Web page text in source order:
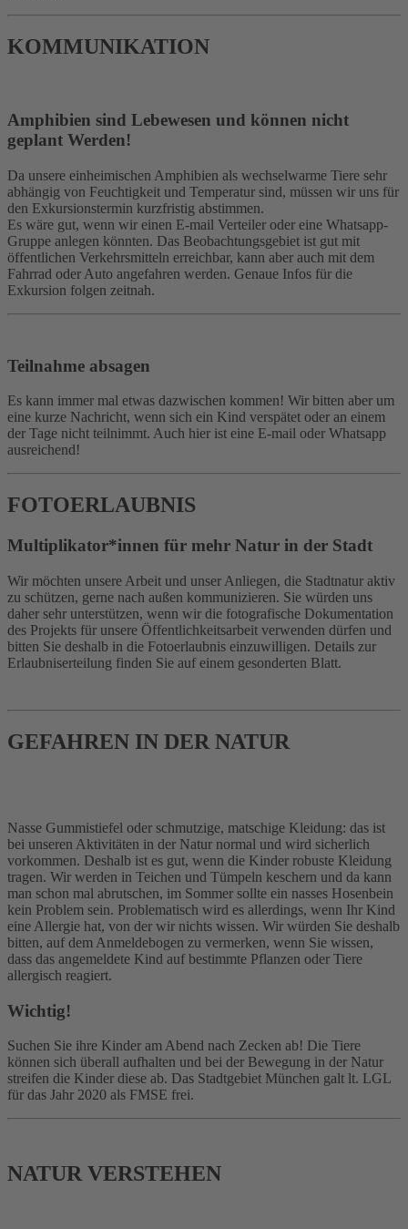
KOMMUNIKATION
Amphibien sind Lebewesen und können nicht
geplant Werden!
Da unsere einheimischen Amphibien als wechselwarme Tiere sehr
abhängig von Feuchtigkeit und Temperatur sind, müssen wir uns für
den Exkursionstermin kurzfristig abstimmen.
Es wäre gut, wenn wir einen E-mail Verteiler oder eine Whatsapp-
Gruppe anlegen könnten. Das Beobachtungsgebiet ist gut mit
öffentlichen Verkehrsmitteln erreichbar, kann aber auch mit dem
Fahrrad oder Auto angefahren werden. Genaue Infos für die
Exkursion folgen zeitnah.
Teilnahme absagen
Es kann immer mal etwas dazwischen kommen! Wir bitten aber um
eine kurze Nachricht, wenn sich ein Kind verspätet oder an einem
der Tage nicht teilnimmt. Auch hier ist eine E-mail oder Whatsapp
ausreichend!
FOTOERLAUBNIS
Multiplikator*innen für mehr Natur in der Stadt
Wir möchten unsere Arbeit und unser Anliegen, die Stadtnatur aktiv
zu schützen, gerne nach außen kommunizieren. Sie würden uns
daher sehr unterstützen, wenn wir die fotografische Dokumentation
des Projekts für unsere Öffentlichkeitsarbeit verwenden dürfen und
bitten Sie deshalb in die Fotoerlaubnis einzuwilligen. Details zur
Erlaubniserteilung finden Sie auf einem gesonderten Blatt.
GEFAHREN IN DER NATUR
Nasse Gummistiefel oder schmutzige, matschige Kleidung: das ist
bei unseren Aktivitäten in der Natur normal und wird sicherlich
vorkommen. Deshalb ist es gut, wenn die Kinder robuste Kleidung
tragen. Wir werden in Teichen und Tümpeln keschern und da kann
man schon mal abrutschen, im Sommer sollte ein nasses Hosenbein
kein Problem sein. Problematisch wird es allerdings, wenn Ihr Kind
eine Allergie hat, von der wir nichts wissen. Wir würden Sie deshalb
bitten, auf dem Anmeldebogen zu vermerken, wenn Sie wissen,
dass das angemeldete Kind auf bestimmte Pflanzen oder Tiere
allergisch reagiert.
Wichtig!
Suchen Sie ihre Kinder am Abend nach Zecken ab! Die Tiere
können sich überall aufhalten und bei der Bewegung in der Natur
streifen die Kinder diese ab. Das Stadtgebiet München galt lt. LGL
für das Jahr 2020 als FMSE frei.
NATUR VERSTEHEN